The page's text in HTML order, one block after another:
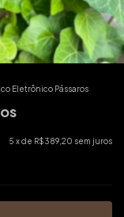
Eletrônico Pássaros
5 x de R$389,20 sem juros